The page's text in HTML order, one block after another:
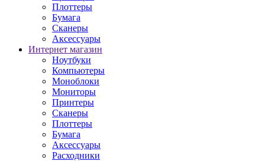
Плоттеры
Бумага
Сканеры
Аксессуары
Интернет магазин
Ноутбуки
Компьютеры
Моноблоки
Мониторы
Принтеры
Сканеры
Плоттеры
Бумага
Аксессуары
Расходники